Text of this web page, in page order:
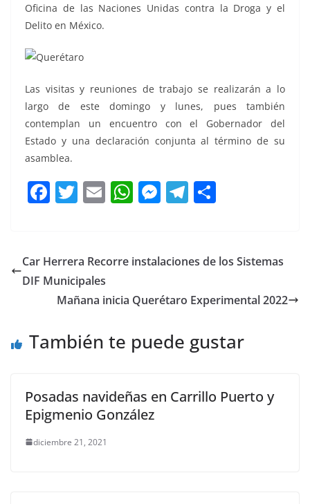
Oficina de las Naciones Unidas contra la Droga y el
Delito en México.
Las visitas y reuniones de trabajo se realizarán a lo
largo de este domingo y lunes, pues también
contemplan un encuentro con el Gobernador del
Estado y una declaración conjunta al término de su
asamblea.
F
a
e
b
o
k
T
w
er
E
m
l
W
h
s
p
M
e
e
g
T
el
gr
m
p
tir
Car Herrera Recorre instalaciones de los Sistemas
DIF Municipales
Mañana inicia Querétaro Experimental 2022
También te puede gustar
Posadas navideñas en Carrillo Puerto y
Epigmenio González
diciembre 21, 2021